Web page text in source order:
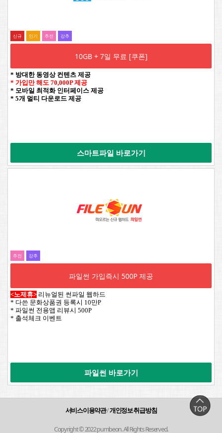
신규 인기 추전 강추
10GB + 7일 무료 [쿠폰]
* 방대한 동영상 컨텐츠 제공
* 가입만 해도 70,000P 제공
* 모바일 최적화 인터페이스 제공
* 5개 멀티 다운로드 제공
스마트파일 바로가기
추전 강추
파일썬 가입즉시 500P 제공
<노제휴> 리뉴얼된 썬파일 웹하드
* 다쓴 문화상품권 등록시 10만P
* 파일썬 전용앱 리뷰시 500P
* 출석체크 이벤트
파일썬 바로가기
서비스이용약관/개인정보 취급방침
Copyright © 2022 pumbeon. All Rights Reserved.